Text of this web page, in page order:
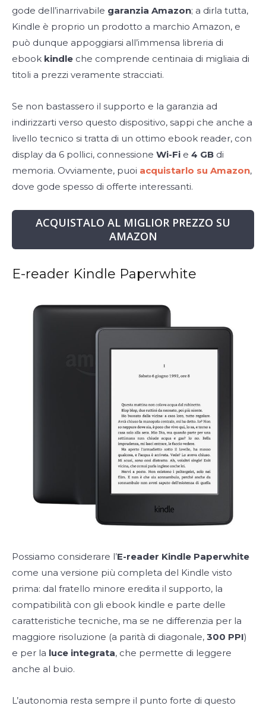
gode dell’inarrivabile garanzia Amazon; a dirla tutta,
Kindle è proprio un prodotto a marchio Amazon, e
può dunque appoggiarsi all’immensa libreria di
ebook kindle che comprende centinaia di migliaia di
titoli a prezzi veramente stracciati.
Se non bastassero il supporto e la garanzia ad
indirizzarti verso questo dispositivo, sappi che anche a
livello tecnico si tratta di un ottimo ebook reader, con
display da 6 pollici, connessione Wi-Fi e 4 GB di
memoria. Ovviamente, puoi acquistarlo su Amazon,
dove gode spesso di offerte interessanti.
ACQUISTALO AL MIGLIOR PREZZO SU
AMAZON
E-reader Kindle Paperwhite
Possiamo considerare l’E-reader Kindle Paperwhite
come una versione più completa del Kindle visto
prima: dal fratello minore eredita il supporto, la
compatibilità con gli ebook kindle e parte delle
caratteristiche tecniche, ma se ne differenzia per la
maggiore risoluzione (a parità di diagonale, 300 PPI)
e per la luce integrata, che permette di leggere
anche al buio.
L’autonomia resta sempre il punto forte di questo